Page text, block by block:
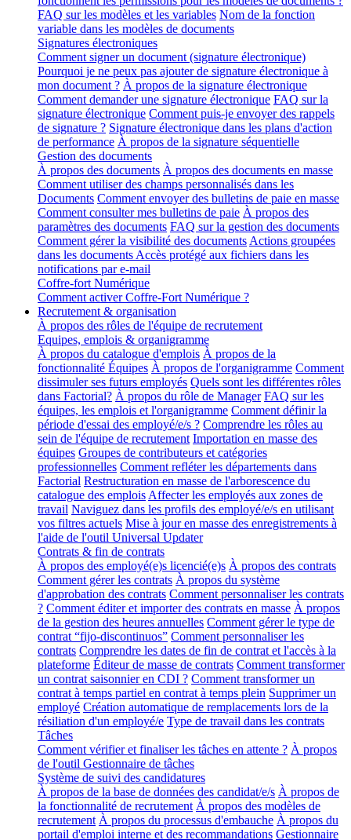
FAQ sur les modèles et les variables Nom de la fonction
variable dans les modèles de documents
Signatures électroniques
Comment signer un document (signature électronique)
Pourquoi je ne peux pas ajouter de signature électronique à
mon document ? À propos de la signature électronique
Comment demander une signature électronique FAQ sur la
signature électronique Comment puis-je envoyer des rappels
de signature ? Signature électronique dans les plans d'action
de performance À propos de la signature séquentielle
Gestion des documents
À propos des documents À propos des documents en masse
Comment utiliser des champs personnalisés dans les
Documents Comment envoyer des bulletins de paie en masse
Comment consulter mes bulletins de paie À propos des
paramètres des documents FAQ sur la gestion des documents
Comment gérer la visibilité des documents Actions groupées
dans les documents Accès protégé aux fichiers dans les
notifications par e-mail
Coffre-fort Numérique
Comment activer Coffre-Fort Numérique ?
Recrutement & organisation
À propos des rôles de l'équipe de recrutement
Equipes, emplois & organigramme
À propos du catalogue d'emplois À propos de la
fonctionnalité Équipes À propos de l'organigramme Comment
dissimuler ses futurs employés Quels sont les différentes rôles
dans Factorial? À propos du rôle de Manager FAQ sur les
équipes, les emplois et l'organigramme Comment définir la
période d'essai des employé/e/s ? Comprendre les rôles au
sein de l'équipe de recrutement Importation en masse des
équipes Groupes de contributeurs et catégories
professionnelles Comment refléter les départements dans
Factorial Restructuration en masse de l'arborescence du
catalogue des emplois Affecter les employés aux zones de
travail Naviguez dans les profils des employé/e/s en utilisant
vos filtres actuels Mise à jour en masse des enregistrements à
l'aide de l'outil Universal Updater
Contrats & fin de contrats
À propos des employé(e)s licencié(e)s À propos des contrats
Comment gérer les contrats À propos du système
d'approbation des contrats Comment personnaliser les contrats
? Comment éditer et importer des contrats en masse À propos
de la gestion des heures annuelles Comment gérer le type de
contrat “fijo-discontinuos” Comment personnaliser les
contrats Comprendre les dates de fin de contrat et l'accès à la
plateforme Éditeur de masse de contrats Comment transformer
un contrat saisonnier en CDI ? Comment transformer un
contrat à temps partiel en contrat à temps plein Supprimer un
employé Création automatique de remplacements lors de la
résiliation d'un employé/e Type de travail dans les contrats
Tâches
Comment vérifier et finaliser les tâches en attente ? À propos
de l'outil Gestionnaire de tâches
Système de suivi des candidatures
À propos de la base de données des candidat/e/s À propos de
la fonctionnalité de recrutement À propos des modèles de
recrutement À propos du processus d'embauche À propos du
portail d'emploi interne et des recommandations Gestionnaire